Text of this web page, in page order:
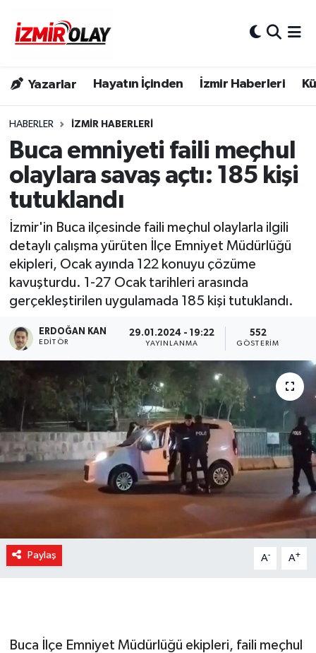
Yazarlar Hayatın İçinden İzmir Haberleri
HABERLER İZMIR HABERLERI
Buca emniyeti faili meçhul
olaylara savaş açtı: 185 kişi
tutuklandı
İzmir'in Buca ilçesinde faili meçhul olaylarla ilgili
detaylı çalışma yürüten İlçe Emniyet Müdürlüğü
ekipleri, Ocak ayında 122 konuyu çözüme
kavuşturdu. 1-27 Ocak tarihleri arasında
gerçekleştirilen uygulamada 185 kişi tutuklandı.
ERDOĞAN KAN
EDITÖR
29.01.2024 - 19:22
YAYINLANMA
552
GÖSTERIM
Paylaş A- A+
Buca İlçe Emniyet Müdürlüğü ekipleri, faili meçhul
Konak Trafik Yoğunluk Haritası
Süper Lig Puan Durumu ve Fikstür
Tüm Manşetler
Son Dakika Haberleri
Haber Arşivi